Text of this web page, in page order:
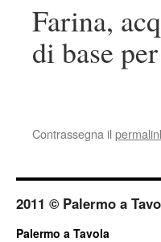
Farina,
di base
Contrassegna il
2011 © Palermo a
Palermo a Tavola